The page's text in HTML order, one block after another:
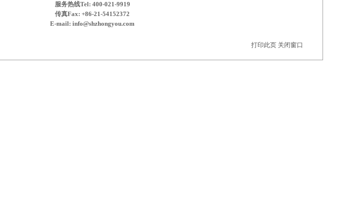
服务热线Tel: 400-021-9919
传真Fax: +86-21-54152372
E-mail: info@shzhongyou.com
打印此页 关闭窗口